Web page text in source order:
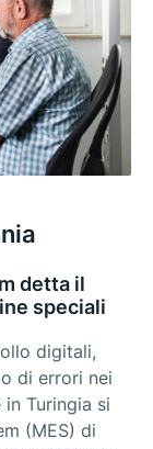
detta il
speciali
digitali,
di errori nei
Turingia si
(MES) di